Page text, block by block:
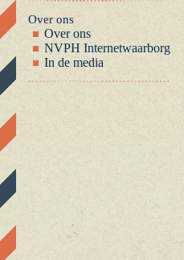
Over ons
Over ons
NVPH Internetwaarborg
In de media